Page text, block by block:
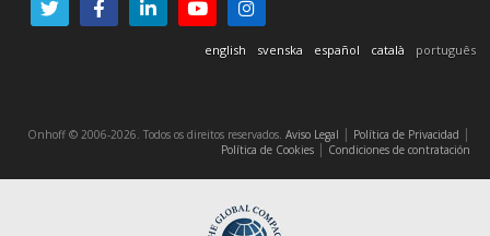
english svenska español català português
Onhoff © 2006-2026. Todos os direitos reservados. Aviso Legal | Política de Privacidad |
Política de Cookies | Condiciones de contratación